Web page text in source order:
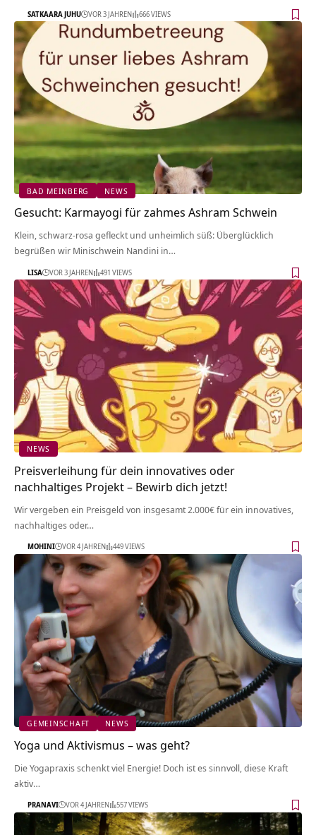
SATKAARA JUHU VOR 3 JAHREN 666 VIEWS
BAD MEINBERG NEWS
Gesucht: Karmayogi für zahmes Ashram Schwein
Klein, schwarz-rosa gefleckt und unheimlich süß: Überglücklich
begrüßen wir Minischwein Nandini in…
LISA VOR 3 JAHREN 491 VIEWS
NEWS
Preisverleihung für dein innovatives oder
nachhaltiges Projekt – Bewirb dich jetzt!
Wir vergeben ein Preisgeld von insgesamt 2.000€ für ein innovatives,
nachhaltiges oder…
MOHINI VOR 4 JAHREN 449 VIEWS
GEMEINSCHAFT NEWS
Yoga und Aktivismus – was geht?
Die Yogapraxis schenkt viel Energie! Doch ist es sinnvoll, diese Kraft
aktiv…
PRANAVI VOR 4 JAHREN 557 VIEWS